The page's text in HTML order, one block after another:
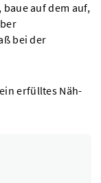
auf dem auf,
bei der
erfülltes Näh-